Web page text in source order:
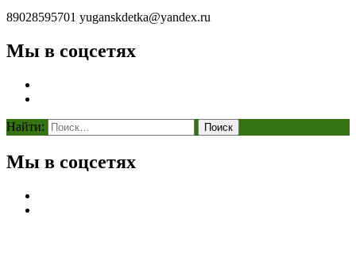
89028595701 yuganskdetka@yandex.ru
Мы в соцсетях
Найти:
Мы в соцсетях